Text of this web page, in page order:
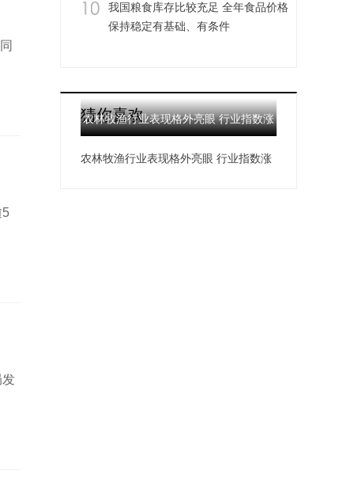
5
发
我国粮食库存比较充足 全年食品价格
保持稳定有基础、有条件
猜你喜欢
农林牧渔行业表现格外亮眼 行业指数涨
幅达2.31%
农林牧渔行业表现格外亮眼 行业指数涨